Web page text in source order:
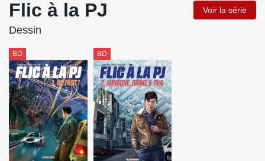
Flic à la PJ Voir la série
Dessin
BD BD